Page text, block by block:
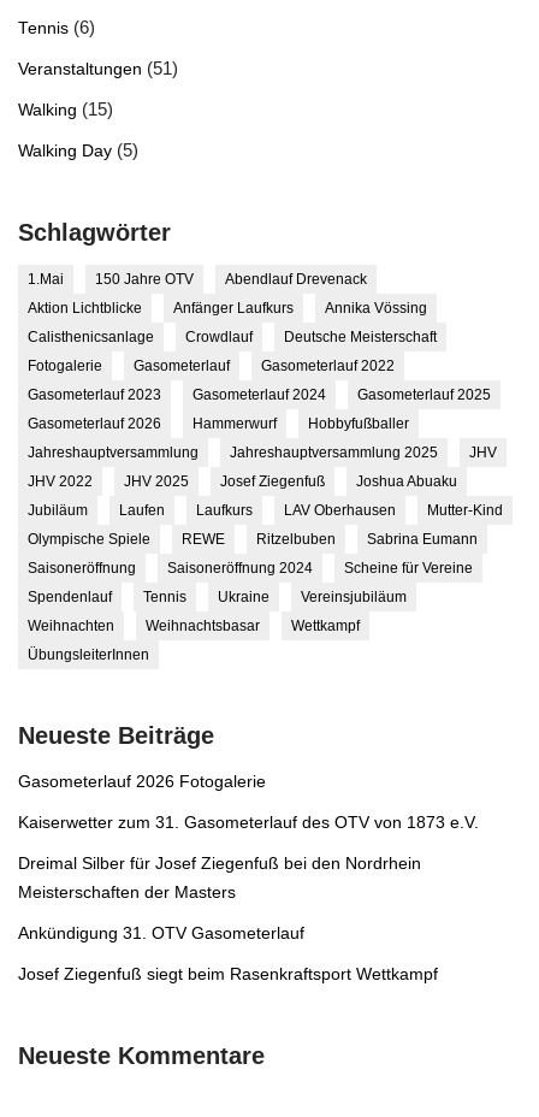
Tennis (6)
Veranstaltungen (51)
Walking (15)
Walking Day (5)
Schlagwörter
1.Mai 150 Jahre OTV
Abendlauf Drevenack
Aktion Lichtblicke
Anfänger Laufkurs
Annika Vössing
Calisthenicsanlage
Crowdlauf
Deutsche Meisterschaft
Fotogalerie
Gasometerlauf
Gasometerlauf 2022
Gasometerlauf 2023
Gasometerlauf 2024
Gasometerlauf 2025
Gasometerlauf 2026
Hammerwurf
Hobbyfußballer
Jahreshauptversammlung
Jahreshauptversammlung 2025
JHV
JHV 2022
JHV 2025 Josef Ziegenfuß
Joshua Abuaku
Jubiläum
Laufen Laufkurs LAV Oberhausen
Mutter-Kind
Olympische Spiele
REWE Ritzelbuben
Sabrina Eumann
Saisoneröffnung
Saisoneröffnung 2024
Scheine für Vereine
Spendenlauf
Tennis Ukraine
Vereinsjubiläum
Weihnachten
Weihnachtsbasar
Wettkampf
ÜbungsleiterInnen
Neueste Beiträge
Gasometerlauf 2026 Fotogalerie
Kaiserwetter zum 31. Gasometerlauf des OTV von 1873 e.V.
Dreimal Silber für Josef Ziegenfuß bei den Nordrhein
Meisterschaften der Masters
Ankündigung 31. OTV Gasometerlauf
Josef Ziegenfuß siegt beim Rasenkraftsport Wettkampf
Neueste Kommentare